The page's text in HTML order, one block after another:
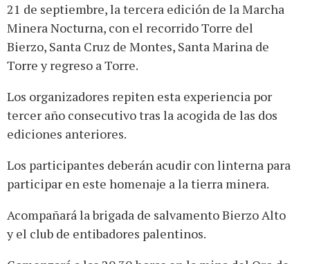
21 de septiembre, la tercera edición de la Marcha
Minera Nocturna, con el recorrido Torre del
Bierzo, Santa Cruz de Montes, Santa Marina de
Torre y regreso a Torre.
Los organizadores repiten esta experiencia por
tercer año consecutivo tras la acogida de las dos
ediciones anteriores.
Los participantes deberán acudir con linterna para
participar en este homenaje a la tierra minera.
Acompañará la brigada de salvamento Bierzo Alto
y el club de entibadores palentinos.